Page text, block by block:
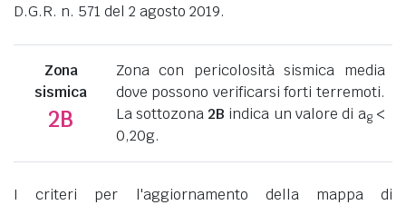
D.G.R. n. 571 del 2 agosto 2019.
Zona
sismica
2B
Zona con pericolosità sismica media
dove possono verificarsi forti terremoti.
La sottozona 2B indica un valore di ag<
0,20g.
I criteri per l'aggiornamento della mappa di